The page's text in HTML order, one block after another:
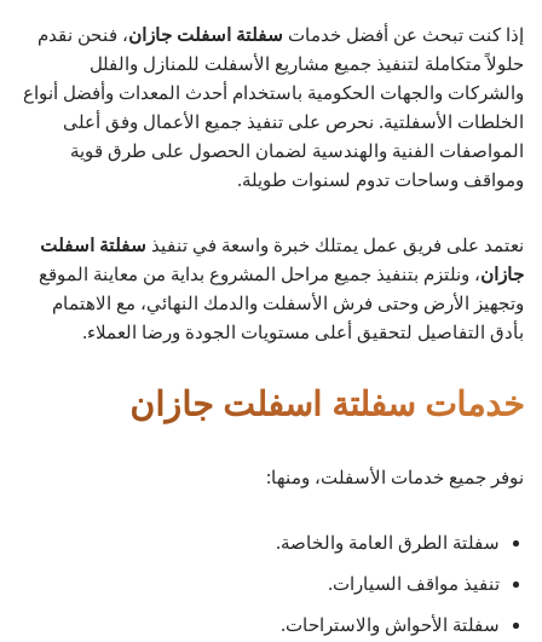
إذا كنت تبحث عن أفضل خدمات سفلتة اسفلت جازان، فنحن نقدم
حلولاً متكاملة لتنفيذ جميع مشاريع الأسفلت للمنازل والفلل
والشركات والجهات الحكومية باستخدام أحدث المعدات وأفضل أنواع
الخلطات الأسفلتية. نحرص على تنفيذ جميع الأعمال وفق أعلى
المواصفات الفنية والهندسية لضمان الحصول على طرق قوية
ومواقف وساحات تدوم لسنوات طويلة.
نعتمد على فريق عمل يمتلك خبرة واسعة في تنفيذ سفلتة اسفلت
جازان، ونلتزم بتنفيذ جميع مراحل المشروع بداية من معاينة الموقع
وتجهيز الأرض وحتى فرش الأسفلت والدمك النهائي، مع الاهتمام
بأدق التفاصيل لتحقيق أعلى مستويات الجودة ورضا العملاء.
خدمات سفلتة اسفلت جازان
نوفر جميع خدمات الأسفلت، ومنها:
سفلتة الطرق العامة والخاصة.
تنفيذ مواقف السيارات.
سفلتة الأحواش والاستراحات.